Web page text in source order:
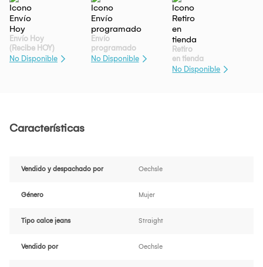
Envío Hoy
(Recibe HOY)
No Disponible
Envío
programado
No Disponible
Retiro
en tienda
No Disponible
Características
Vendido y despachado por Oechsle
Género Mujer
Tipo calce jeans Straight
Vendido por Oechsle